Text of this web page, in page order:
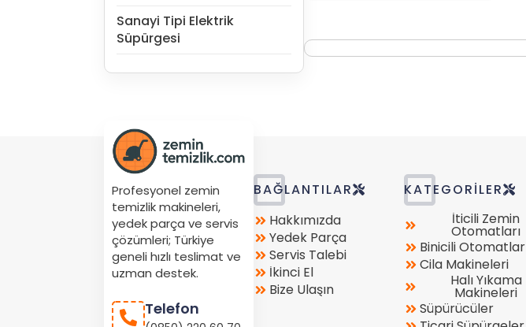
Sanayi Tipi Elektrik
Süpürgesi
Profesyonel zemin
temizlik makineleri,
yedek parça ve servis
çözümleri; Türkiye
geneli hızlı teslimat ve
uzman destek.
Telefon
BAĞLANTILAR
Store
Location
Hakkımızda
Yedek Parça
Servis Talebi
İkinci El
Bize Ulaşın
KATEGORILER
İticili Zemin
Otomatları
Binicili Otomatlar
Cila Makineleri
Halı Yıkama
Makineleri
Süpürücüler